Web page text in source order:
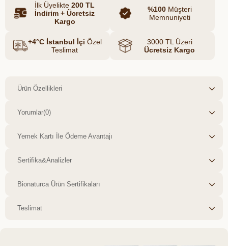
kaynağı olarak kullanılmak üzere tüketilir.
İlk Üyelikte 200 TL
İndirim + Ücretsiz
Kargo
%100Müşteri
Memnuniyeti
+4°C İstanbul İçi Özel
Teslimat
3000 TL Üzeri
Ücretsiz Kargo
Ürün Özellikleri
Yorumlar(0)
Yemek Kartı İle Ödeme Avantajı
Sertifika&Analizler
Bionaturca Ürün Sertifikaları
Teslimat